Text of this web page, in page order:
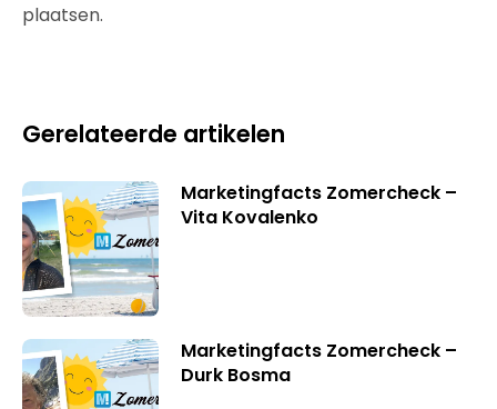
plaatsen.
Gerelateerde artikelen
Marketingfacts Zomercheck –
Vita Kovalenko
Marketingfacts Zomercheck –
Durk Bosma